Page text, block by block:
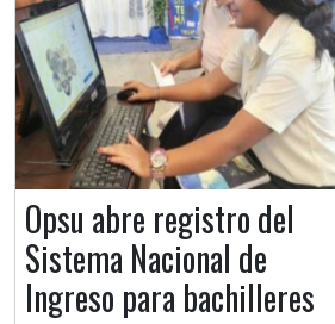
Opsu abre registro del
Sistema Nacional de
Ingreso para bachilleres